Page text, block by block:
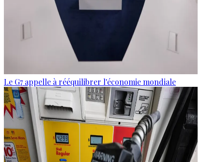
Le G7 appelle à rééquilibrer l'économie mondiale